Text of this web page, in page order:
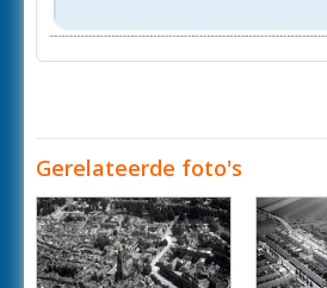
Gerelateerde foto's